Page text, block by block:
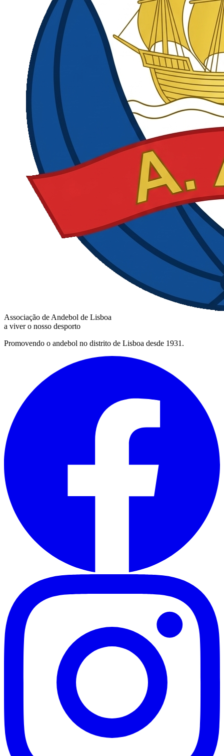
Associação de Andebol de Lisboa
a viver o nosso desporto
Promovendo o andebol no distrito de Lisboa desde 1931.